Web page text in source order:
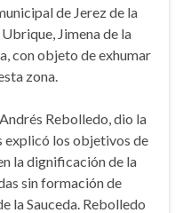
de Jerez de la
Jimena de la
con objeto de exhumar
zona.
Rebolledo, dio la
explicó los objetivos de
la dignificación de la
sin formación de
la Sauceda. Rebolledo